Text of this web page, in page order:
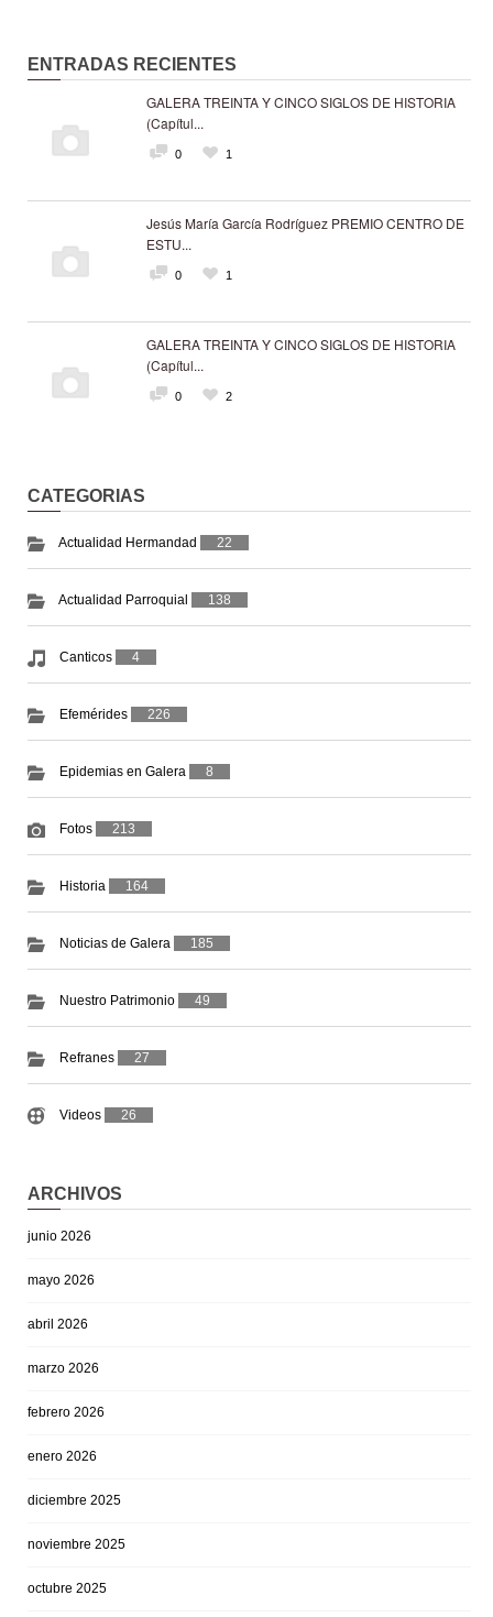
ENTRADAS RECIENTES
GALERA TREINTA Y CINCO SIGLOS DE HISTORIA
(Capítul...
0 1
Jesús María García Rodríguez PREMIO CENTRO DE
ESTU...
0 1
GALERA TREINTA Y CINCO SIGLOS DE HISTORIA
(Capítul...
0 2
CATEGORIAS
Actualidad Hermandad 22
Actualidad Parroquial 138
Canticos 4
Efemérides 226
Epidemias en Galera 8
Fotos 213
Historia 164
Noticias de Galera 185
Nuestro Patrimonio 49
Refranes 27
Videos 26
ARCHIVOS
junio 2026
mayo 2026
abril 2026
marzo 2026
febrero 2026
enero 2026
diciembre 2025
noviembre 2025
octubre 2025